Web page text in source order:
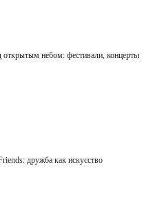
открытым небом: фестивали, концерты
дружба как искусство